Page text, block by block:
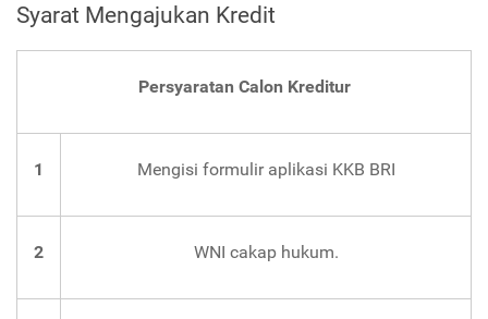
Syarat Mengajukan Kredit
Persyaratan Calon Kreditur
1 Mengisi formulir aplikasi KKB BRI
2 WNI cakap hukum.